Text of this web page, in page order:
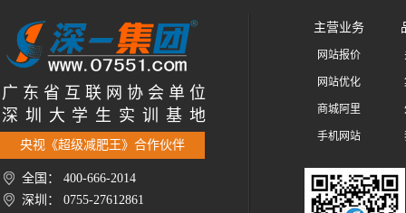
广 东 省 互 联 网 协 会 单 位
深 圳 大 学 生 实 训 基 地
央视《超级减肥王》合作伙伴
全国： 400-666-2014
深圳： 0755-27612861
主营业务
网站报价
网站优化
商城阿里
手机网站